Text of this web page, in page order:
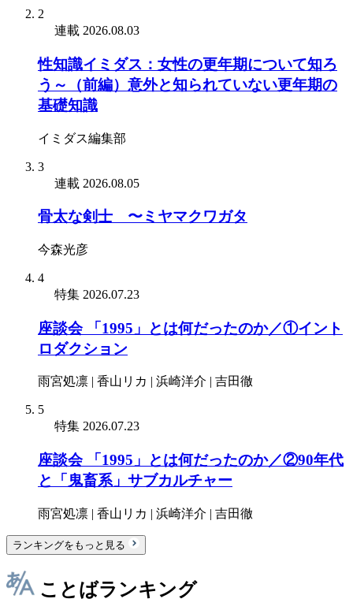
2
連載 2026.08.03
性知識イミダス：女性の更年期について知ろ
う～（前編）意外と知られていない更年期の
基礎知識
イミダス編集部
3
連載 2026.08.05
骨太な剣士 〜ミヤマクワガタ
今森光彦
4
特集 2026.07.23
座談会 「1995」とは何だったのか／①イント
ロダクション
雨宮処凛 | 香山リカ | 浜崎洋介 | 吉田徹
5
特集 2026.07.23
座談会 「1995」とは何だったのか／②90年代
と「鬼畜系」サブカルチャー
雨宮処凛 | 香山リカ | 浜崎洋介 | 吉田徹
ランキングをもっと見る
ことばランキング